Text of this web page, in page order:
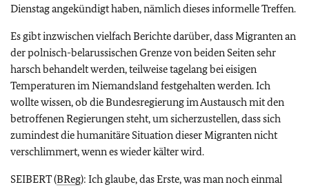
Dienstag angekündigt haben, nämlich dieses informelle Treffen.
Es gibt inzwischen vielfach Berichte darüber, dass Migranten an
der polnisch-belarussischen Grenze von beiden Seiten sehr
harsch behandelt werden, teilweise tagelang bei eisigen
Temperaturen im Niemandsland festgehalten werden. Ich
wollte wissen, ob die Bundesregierung im Austausch mit den
betroffenen Regierungen steht, um sicherzustellen, dass sich
zumindest die humanitäre Situation dieser Migranten nicht
verschlimmert, wenn es wieder kälter wird.
SEIBERT (BReg): Ich glaube, das Erste, was man noch einmal